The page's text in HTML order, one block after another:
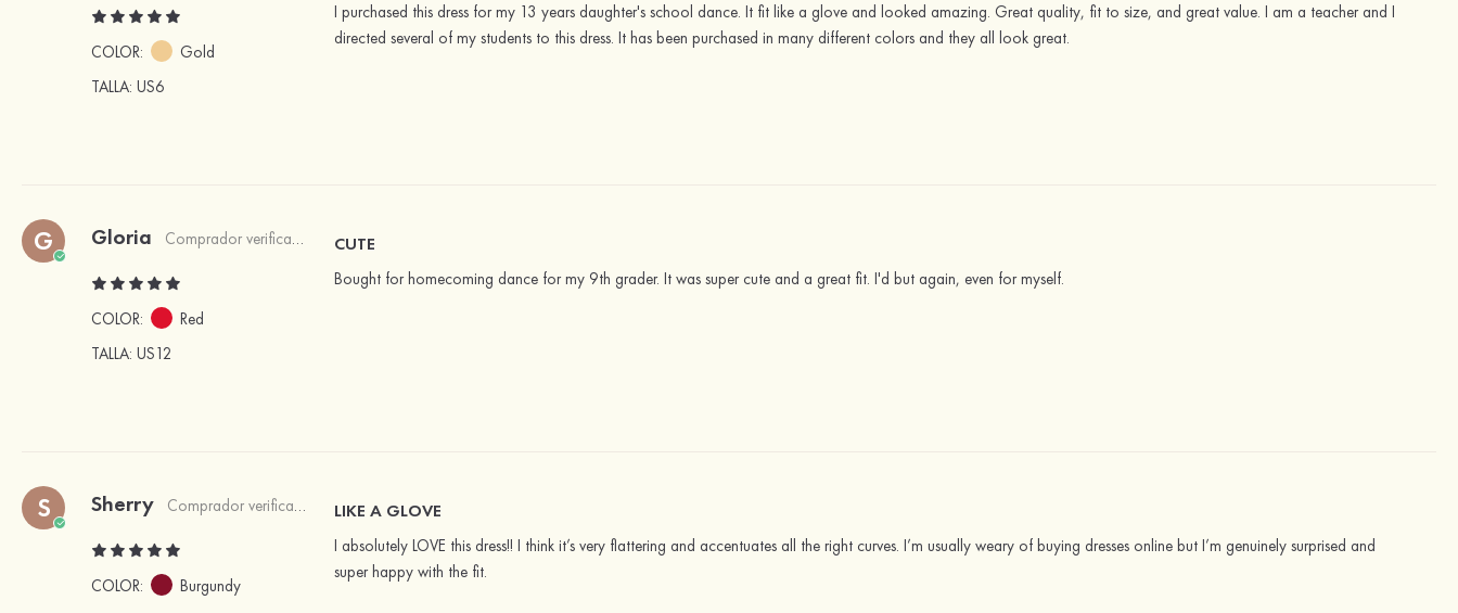
COLOR:
Gold
TALLA: US6
I purchased this dress for my 13 years daughter's school dance. It fit like a glove and looked amazing. Great quality, fit to size, and great value. I am a teacher and I
directed several of my students to this dress. It has been purchased in many different colors and they all look great.
G Gloria Comprador verificado
COLOR:
Red
TALLA: US12
CUTE
Bought for homecoming dance for my 9th grader. It was super cute and a great fit. I'd but again, even for myself.
S Sherry Comprador verificado
COLOR:
Burgundy
LIKE A GLOVE
I absolutely LOVE this dress!! I think it’s very flattering and accentuates all the right curves. I’m usually weary of buying dresses online but I’m genuinely surprised and
super happy with the fit.